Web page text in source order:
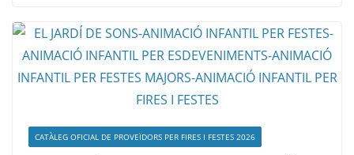
CATÀLEG OFICIAL DE PROVEÏDORS PER FIRES I FESTES 2026